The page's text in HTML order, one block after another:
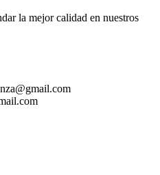
la mejor calidad en nuestros